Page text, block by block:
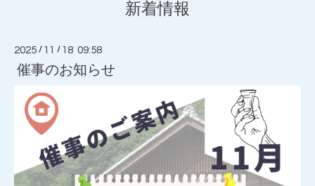
新着情報
2025 / 11 / 18 09:58
催事のお知らせ